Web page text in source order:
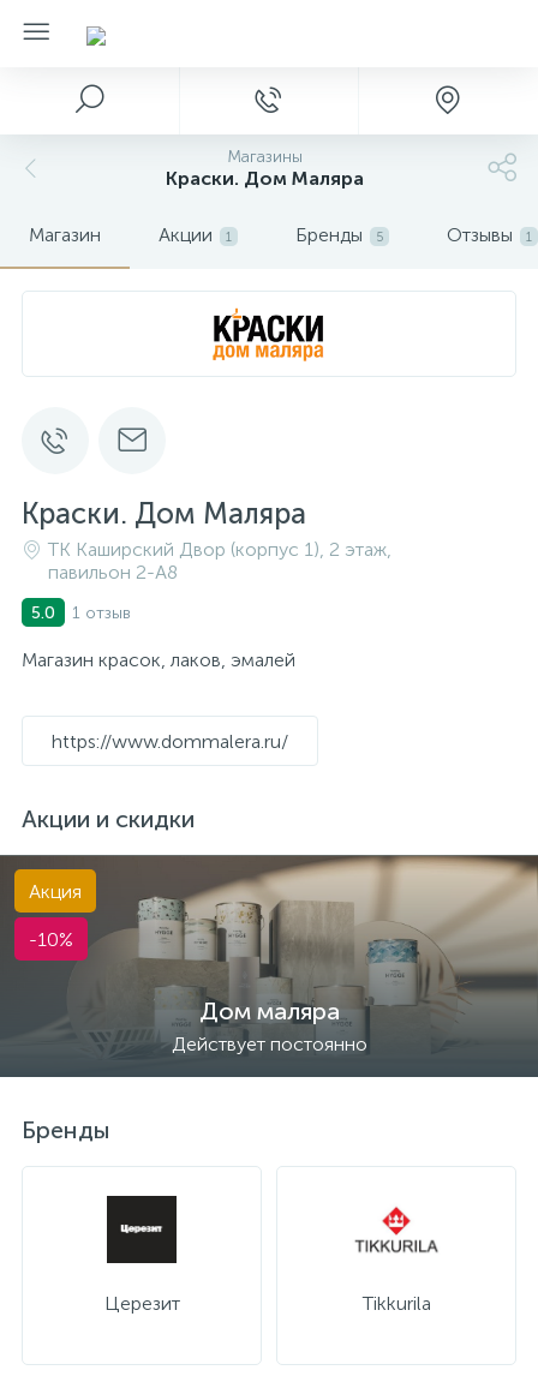
Магазины
Краски. Дом Маляра
Магазин Акции 1 Бренды 5 Отзывы 1
Краски. Дом Маляра
ТК Каширский Двор (корпус 1), 2 этаж,
павильон 2-A8
5.0 1 отзыв
Магазин красок, лаков, эмалей
https://www.dommalera.ru/
Акции и скидки
Дом маляра
Действует постоянно
Акция
-10%
Бренды
Церезит Tikkurila